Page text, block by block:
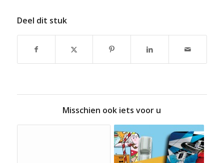
Deel dit stuk
Misschien ook iets voor u